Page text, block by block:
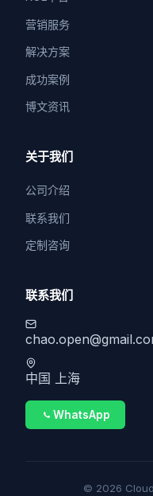
营销服务
解决方案
成功案例
博文资讯
关于我们
公司介绍
联系我们
定制咨询
联系我们
中国 上海
WhatsApp
© 2026